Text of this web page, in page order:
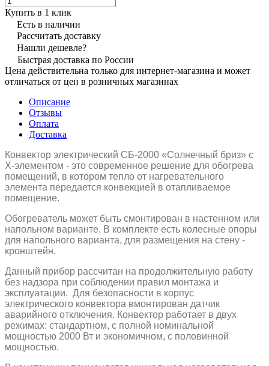
Купить в 1 клик
Есть в наличии
Рассчитать доставку
Нашли дешевле?
Быстрая доставка по России
Цена действительна только для интернет-магазина и может
отличаться от цен в розничных магазинах
Описание
Отзывы
Оплата
Доставка
Конвектор электрический СБ-2000 «Солнечный бриз» с
Х-элементом - это современное решение для обогрева
помещений, в котором тепло от нагревательного
элемента передается конвекцией в отапливаемое
помещение.
Обогреватель может быть смонтирован в настенном или
напольном варианте. В комплекте есть колесные опоры
для напольного варианта, для размещения на стену -
кронштейн.
Данный прибор рассчитан на продолжительную работу
без надзора при соблюдении правил монтажа и
эксплуатации. Для безопасности в корпус
электрического конвектора вмонтирован датчик
аварийного отключения. Конвектор работает в двух
режимах: стандартном, с полной номинальной
мощностью 2000 Вт и экономичном, с половинной
мощностью.